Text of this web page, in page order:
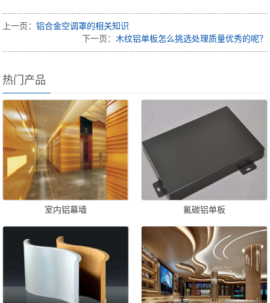
上一页：铝合金空调罩的相关知识
下一页： 木纹铝单板怎么挑选处理质量优秀的呢？
热门产品
室内铝幕墙 氟碳铝单板